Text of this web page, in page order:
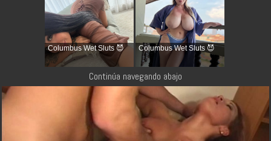
Columbus Wet Sluts 😈 Columbus Wet Sluts 😈
Continúa navegando abajo